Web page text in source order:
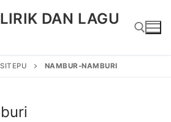
DAN LAGU
NAMBUR-NAMBURI